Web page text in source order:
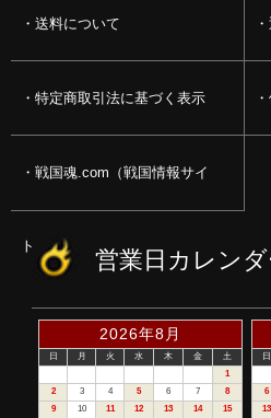
送料について
特定商取引法に基づく表示
戦国魂.com（戦国情報サイ
ト） 営業日カレンダ
2026年8月
日 月 火 水 木 金
土
1
2
3 4 5 6 7
8
9
10 11 12 13 14 15
日
6
13